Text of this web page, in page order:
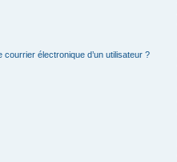
électronique d’un utilisateur ?